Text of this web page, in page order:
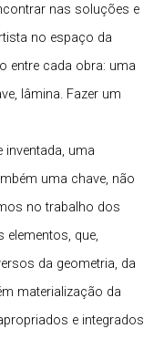
nas soluções e
no espaço da
entre cada obra: uma
lâmina. Fazer um
inventada, uma
uma chave, não
no trabalho dos
elementos, que,
da geometria, da
materialização da
e integrados